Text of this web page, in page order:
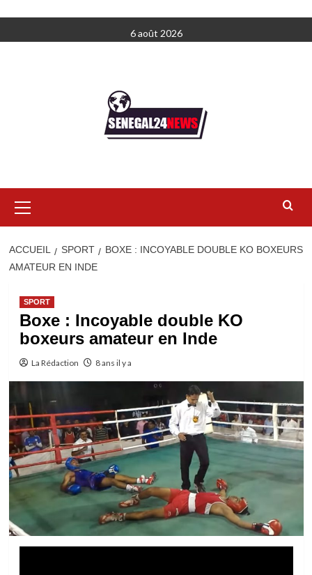
au
6 août 2026
principal
ACCUEIL SPORT
BOXE : INCOYABLE DOUBLE KO BOXEURS
AMATEUR EN INDE
SPORT
Boxe : Incoyable double KO
boxeurs amateur en Inde
La Rédaction 8 ans il y a